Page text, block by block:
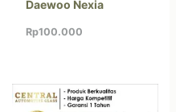
Daewoo Nexia
Rp100.000